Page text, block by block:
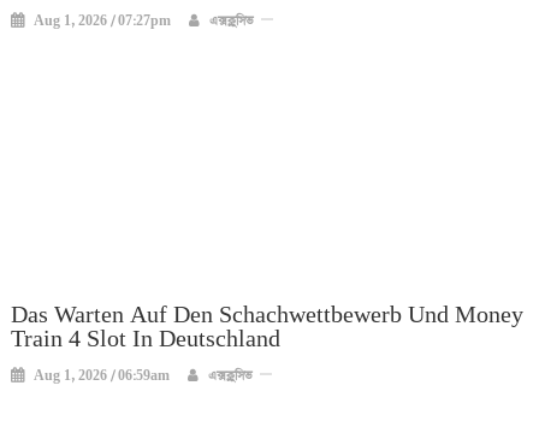
Aug 1, 2026 / 07:27pm এক্সক্লুসিভ
Das Warten Auf Den Schachwettbewerb Und Money
Train 4 Slot In Deutschland
Aug 1, 2026 / 06:59am এক্সক্লুসিভ